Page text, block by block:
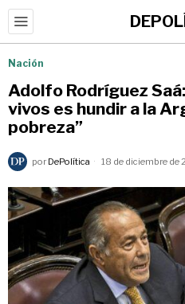
Nación
Adolfo Rodríguez
vivos es hundir a la
pobreza”
por DePolítica 18 de diciembre de